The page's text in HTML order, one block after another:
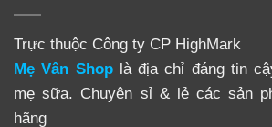
Trực thuộc Công ty CP HighMark
Mẹ Vân Shoplà địa chỉ đáng tin
mẹ sữa. Chuyên sỉ & lẻ các sản
hãng